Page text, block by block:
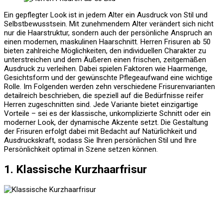
Ein gepflegter Look ist in jedem Alter ein Ausdruck von Stil und
Selbstbewusstsein. Mit zunehmendem Alter verändert sich nicht
nur die Haarstruktur, sondern auch der persönliche Anspruch an
einen modernen, maskulinen Haarschnitt. Herren Frisuren ab 50
bieten zahlreiche Möglichkeiten, den individuellen Charakter zu
unterstreichen und dem Äußeren einen frischen, zeitgemäßen
Ausdruck zu verleihen. Dabei spielen Faktoren wie Haarmenge,
Gesichtsform und der gewünschte Pflegeaufwand eine wichtige
Rolle. Im Folgenden werden zehn verschiedene Frisurenvarianten
detailreich beschrieben, die speziell auf die Bedürfnisse reifer
Herren zugeschnitten sind. Jede Variante bietet einzigartige
Vorteile – sei es der klassische, unkomplizierte Schnitt oder ein
moderner Look, der dynamische Akzente setzt. Die Gestaltung
der Frisuren erfolgt dabei mit Bedacht auf Natürlichkeit und
Ausdruckskraft, sodass Sie Ihren persönlichen Stil und Ihre
Persönlichkeit optimal in Szene setzen können.
1. Klassische Kurzhaarfrisur